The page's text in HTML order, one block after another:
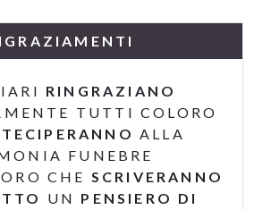
RINGRAZIANO
TUTTI COLORO
ALLA
FUNEBRE
CHE SCRIVERANNO
UN PENSIERO DI